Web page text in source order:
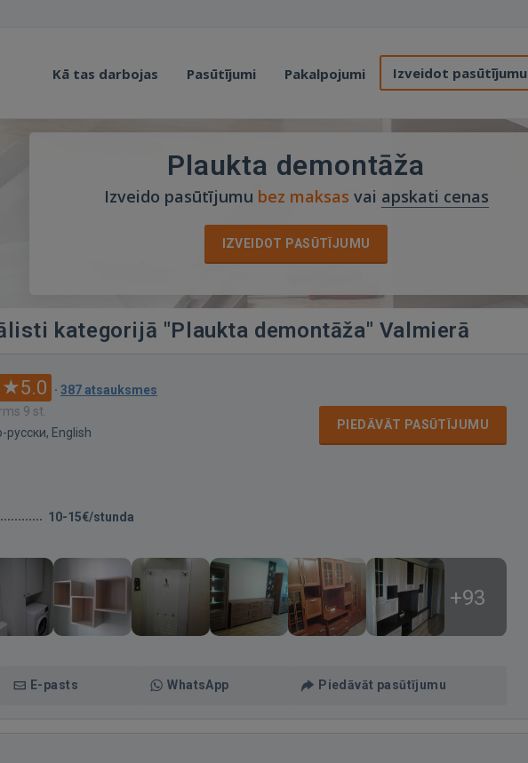
Kā tas darbojas Pasūtījumi Pakalpojumi Izveidot pasūtījumu
Plaukta demontāža
Izveido pasūtījumu bez maksas vai apskati cenas
IZVEIDOT PASŪTĪJUMU
kategorijā "Plaukta demontāža" Valmierā
5.0 · 387 atsauksmes
9 st.
русски, English
PIEDĀVĀT PASŪTĪJUMU
10-15€/stunda
+93
E-pasts WhatsApp Piedāvāt pasūtījumu